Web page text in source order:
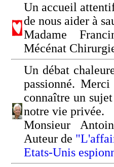
Un accueil
de nous aider à
Madame
Mécénat
Un débat
passionné.
connaître un
notre vie privée.
Monsieur
Auteur de
Etats-Unis